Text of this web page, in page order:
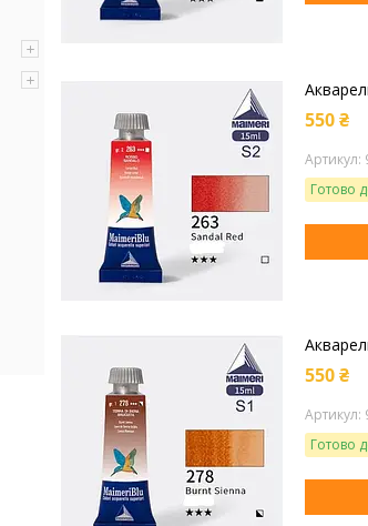
550 ₴
Готово
550 ₴
Готово